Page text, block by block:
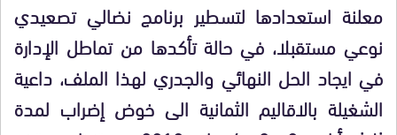
معلنة استعدادها لتسطير برنامج نضالي تصعيدي
نوعي مستقبلا، في حالة تأكدها من تماطل الإدارة
في ايجاد الحل النهائي والجدري لهذا الملف، داعية
الشغيلة بالاقاليم الثمانية الى خوض إضراب لمدة